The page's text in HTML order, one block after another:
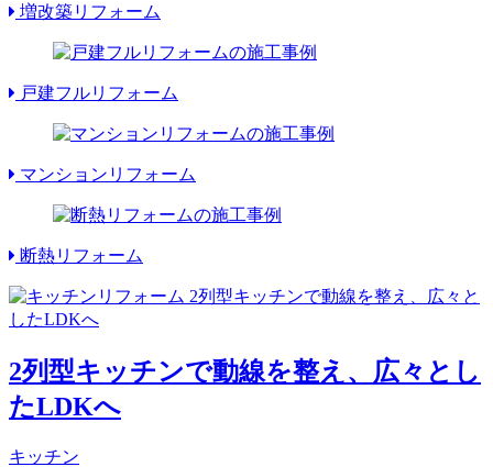
増改築リフォーム
戸建フルリフォーム
マンションリフォーム
断熱リフォーム
2列型キッチンで動線を整え、広々とし
たLDKへ
キッチン